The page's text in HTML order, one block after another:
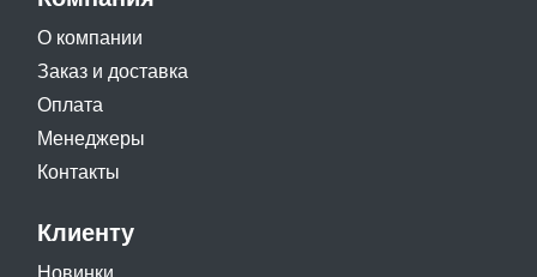
О компании
Заказ и доставка
Оплата
Менеджеры
Контакты
Клиенту
Новинки